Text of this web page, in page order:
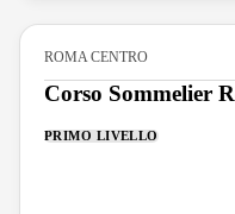
ROMA CENTRO
Corso Sommelier
PRIMO LIVELLO